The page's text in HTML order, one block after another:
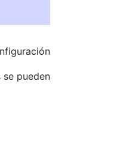
pueden